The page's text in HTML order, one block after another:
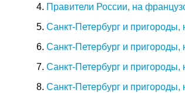
4. Правители России, на
5. Санкт-Петербург и пригороды,
6. Санкт-Петербург и пригороды,
7. Санкт-Петербург и пригороды,
8. Санкт-Петербург и пригороды,